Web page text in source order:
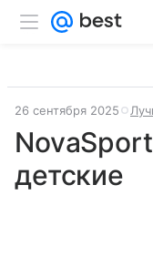
26 сентября 2025
детские